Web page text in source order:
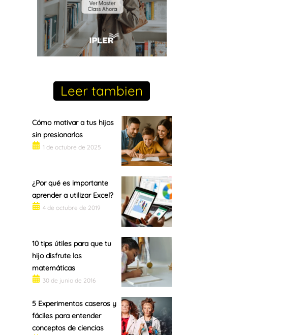
Leer tambien
Cómo motivar a tus hijos
sin presionarlos
1 de octubre de 2025
¿Por qué es importante
aprender a utilizar Excel?
4 de octubre de 2019
10 tips útiles para que tu
hijo disfrute las
matemáticas
30 de junio de 2016
5 Experimentos caseros y
fáciles para entender
conceptos de ciencias